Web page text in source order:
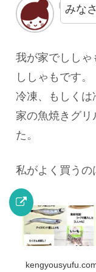
みな
我が家でししゃ
ししゃもです。
冷凍、もしくは
家の魚焼きグリ
た。
私がよく買うの